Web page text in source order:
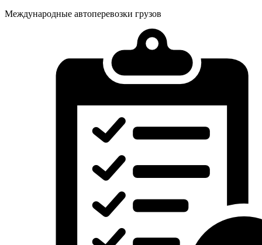
Международные автоперевозки грузов